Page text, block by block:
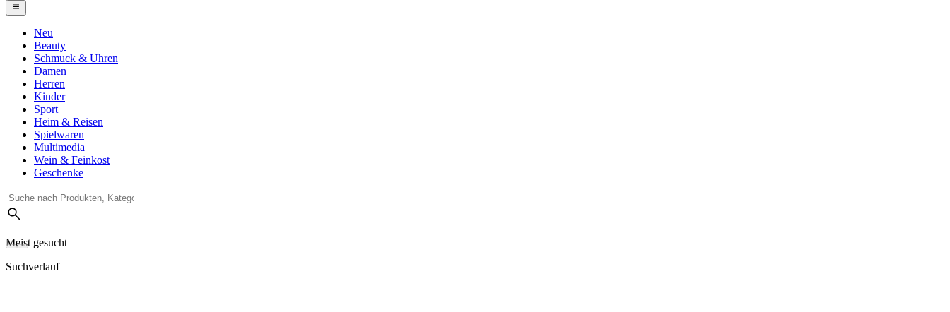
Neu
Beauty
Schmuck & Uhren
Damen
Herren
Kinder
Sport
Heim & Reisen
Spielwaren
Multimedia
Wein & Feinkost
Geschenke
Meist gesucht
Suchverlauf